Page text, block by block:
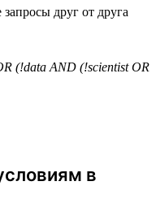
друг от друга
(!data AND (!scientist OR
в